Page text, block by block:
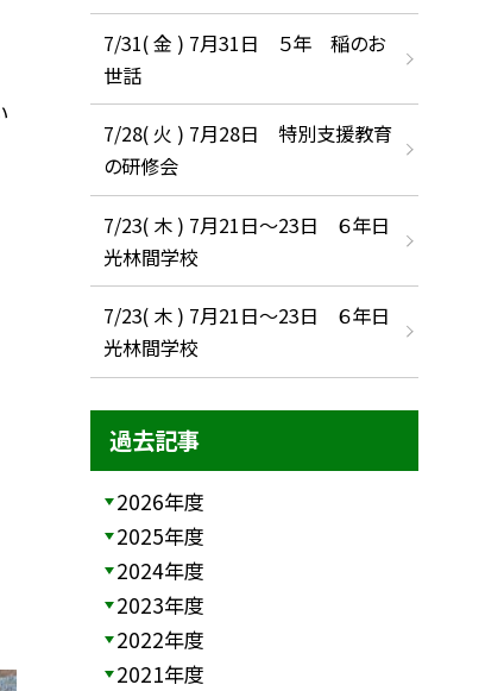
7/31( 金 ) 7月31日 ５年 稲のお
世話
7/28( 火 ) 7月28日 特別支援教育
の研修会
7/23( 木 ) 7月21日〜23日 ６年日
光林間学校
7/23( 木 ) 7月21日〜23日 ６年日
光林間学校
過去記事
2026年度
2025年度
2024年度
2023年度
2022年度
2021年度